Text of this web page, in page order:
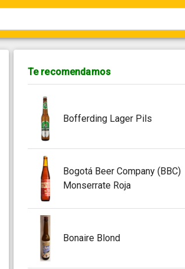
Te recomendamos
Bofferding Lager Pils
Bogotá Beer Company (BBC)
Monserrate Roja
Bonaire Blond